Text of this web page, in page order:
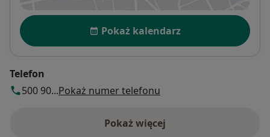
Dostępność
Pokaż kalendarz
Telefon
500 90...Pokaż numer telefonu
Pokaż więcej
o adresie